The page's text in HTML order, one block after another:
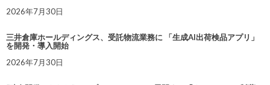
2026年7月30日
三井倉庫ホールディングス、受託物流業務に 「生成AI出荷検品アプリ」
を開発・導入開始
2026年7月30日